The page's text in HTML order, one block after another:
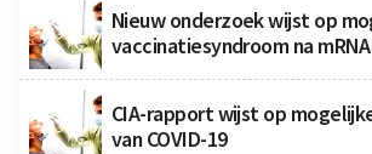
Nieuw onderzoek wijst op
vaccinatiesyndroom na
CIA-rapport wijst op
van COVID-19